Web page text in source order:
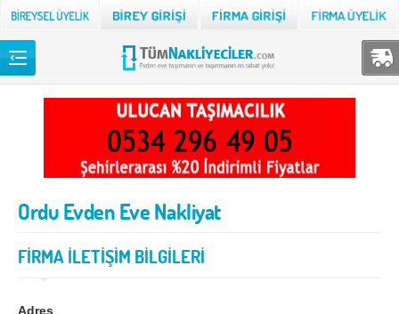
TÜM NAKLİYECİLER
Adıyaman
Ağrı
Aksaray Amasya
Aydın
Back
Ordu Evden Eve Nakliyat
FİRMA İLETİŞİM BİLGİLERİ
Adres